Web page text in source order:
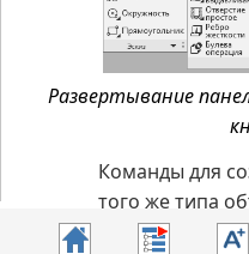
Развертывание
Команды для
того же типа
Например,